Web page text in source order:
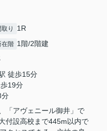
取り 1R
在階 1階/2階建
徒歩15分
歩19分
分
「アヴェニール御井」で
付設高校まで445m以内で